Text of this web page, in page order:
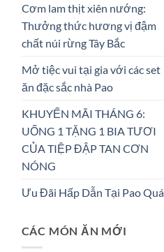
Cơm lam thịt xiên nướng:
Thưởng thức hương vị đậm
chất núi rừng Tây Bắc
Mở tiệc vui tại gia với các set
ăn đặc sắc nhà Pao
KHUYẾN MÃI THÁNG 6:
UỐNG 1 TẶNG 1 BIA TƯƠI
CỦA TIỆP ĐẬP TAN CƠN
NÓNG
Ưu Đãi Hấp Dẫn Tại Pao
CÁC MÓN ĂN MỚI